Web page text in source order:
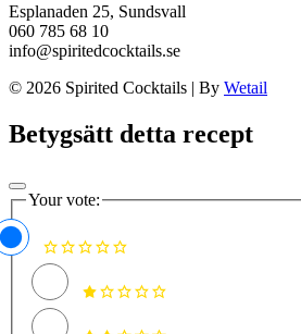
Esplanaden 25, Sundsvall
060 785 68 10
info@spiritedcocktails.se
© 2026 Spirited Cocktails | By Wetail
Betygsätt detta recept
Your vote: